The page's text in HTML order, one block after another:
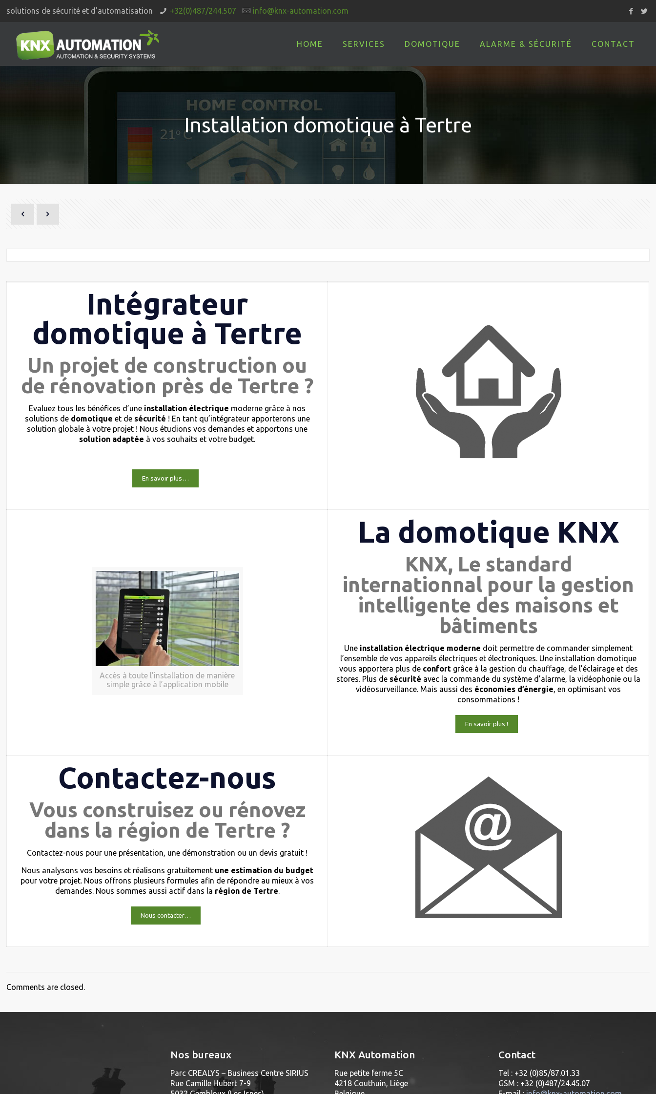
solutions de sécurité et d'automatisation +32(0)487/244.507 info@knx-automation.com
HOME SERVICES DOMOTIQUE ALARME & SÉCURITÉ CONTACT
Installation domotique à Tertre
Intégrateur
domotique à Tertre
Un projet de construction ou
de rénovation près de Tertre ?
Evaluez tous les bénéfices d’une installation électrique moderne grâce à nos
solutions de domotique et de sécurité ! En tant qu’intégrateur apporterons une
solution globale à votre projet ! Nous étudions vos demandes et apportons une
solution adaptée à vos souhaits et votre budget.
En savoir plus…
Accès à toute l’installation de manière
simple grâce à l’application mobile
La domotique KNX
KNX, Le standard
internationnal pour la gestion
intelligente des maisons et
bâtiments
Une installation électrique moderne doit permettre de commander simplement
l’ensemble de vos appareils électriques et électroniques. Une installation domotique
vous apportera plus de confortgrâce à la gestion du chauffage, de l’éclairage et des
stores. Plus de sécurité avec la commande du système d’alarme, la vidéophonie ou la
vidéosurveillance. Mais aussi des économies d’énergie, en optimisant vos
consommations !
En savoir plus !
Contactez-nous
Vous construisez ou rénovez
dans la région de Tertre ?
Contactez-nous pour une présentation, une démonstration ou un devis gratuit !
Nous analysons vos besoins et réalisons gratuitement une estimation du budget
pour votre projet. Nous offrons plusieurs formules afin de répondre au mieux à vos
demandes. Nous sommes aussi actif dans la région de Tertre.
Nous contacter…
Comments are closed.
Nos bureaux
Parc CREALYS – Business Centre SIRIUS
Rue Camille Hubert 7-9
KNX Automation
Rue petite ferme 5C
4218 Couthuin, Liège
Contact
Tel : +32 (0)85/87.01.33
GSM : +32 (0)487/24.45.07